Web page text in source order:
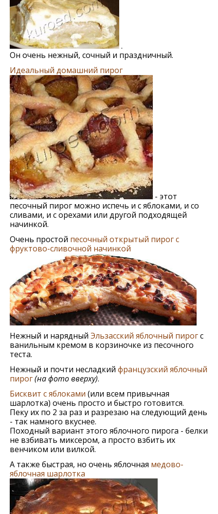
.
Он очень нежный, сочный и праздничный.
Идеальный домашний пирог
- этот
песочный пирог можно испечь и с яблоками, и со
сливами, и с орехами или другой подходящей
начинкой.
Очень простой песочный открытый пирог с
фруктово-сливочной начинкой
Нежный и нарядный Эльзасский яблочный пирогс
ванильным кремом в корзиночке из песочного
теста.
Нежный и почти несладкий французский яблочный
пирог(на фото вверху).
Бисквит с яблоками (или всем привычная
шарлотка) очень просто и быстро готовится.
Пеку их по 2 за раз и разрезаю на следующий день
- так намного вкуснее.
Походный вариант этого яблочного пирога - белки
не взбивать миксером, а просто взбить их
венчиком или вилкой.
А также быстрая, но очень яблочная медово-
яблочная шарлотка